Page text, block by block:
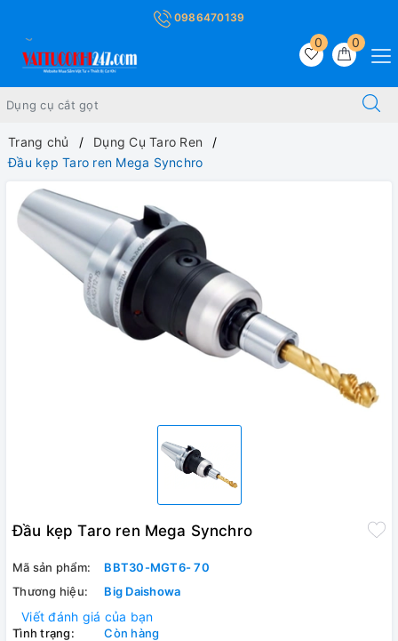
0986470139
0
0
Trang chủ
Dụng Cụ Taro Ren
Đầu kẹp Taro ren Mega Synchro
Đầu kẹp Taro ren Mega Synchro
Mã sản phẩm:
BBT30-MGT6- 70
Thương hiệu:
Big Daishowa
Viết đánh giá của bạn
Tình trạng: Còn hàng